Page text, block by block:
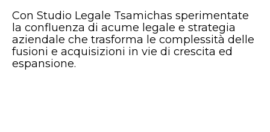
Con Studio Legale Tsamichas sperimentate
la confluenza di acume legale e strategia
aziendale che trasforma le complessità delle
fusioni e acquisizioni in vie di crescita ed
espansione.